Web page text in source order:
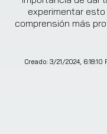
experimentar
comprensión más
Creado: 3/21/2024, 6:18:10